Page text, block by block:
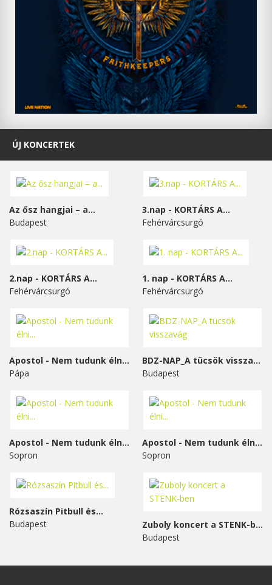
ÚJ KONCERTEK
Az ősz hangjai – a...
Budapest
3.nap - KORTÁRS A...
Fehérvárcsurgó
2.nap - KORTÁRS A...
Fehérvárcsurgó
1. nap - KORTÁRS A...
Fehérvárcsurgó
Apostol - Nem tudunk élni...
Pápa
BDZ-NAP_A tücsök visszavág
Budapest
Apostol - Nem tudunk élni...
Sopron
Apostol - Nem tudunk élni...
Sopron
Rózsaszín Pitbull és...
Budapest
Zuboly koncert a STENK-ben
Budapest